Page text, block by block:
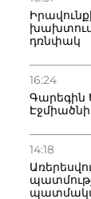
դռնփակ
16:24
Գարեգին
14:18